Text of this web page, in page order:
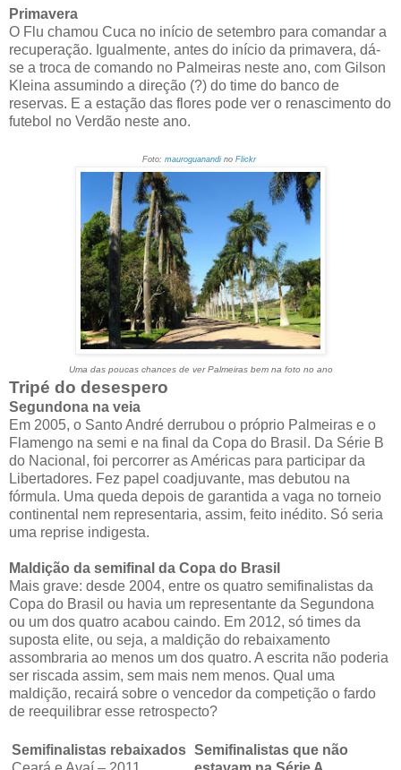
Primavera
O Flu chamou Cuca no início de setembro para comandar a
recuperação. Igualmente, antes do início da primavera, dá-
se a troca de comando no Palmeiras neste ano, com Gilson
Kleina assumindo a direção (?) do time do banco de
reservas. E a estação das flores pode ver o renascimento do
futebol no Verdão neste ano.
Foto: mauroguanandi no Flickr
Uma das poucas chances de ver Palmeiras bem na foto no ano
Tripé do desespero
Segundona na veia
Em 2005, o Santo André derrubou o próprio Palmeiras e o
Flamengo na semi e na final da Copa do Brasil. Da Série B
do Nacional, foi percorrer as Américas para participar da
Libertadores. Fez papel coadjuvante, mas debutou na
fórmula. Uma queda depois de garantida a vaga no torneio
continental nem representaria, assim, feito inédito. Só seria
uma reprise indigesta.
Maldição da semifinal da Copa do Brasil
Mais grave: desde 2004, entre os quatro semifinalistas da
Copa do Brasil ou havia um representante da Segundona
ou um dos quatro acabou caindo. Em 2012, só times da
suposta elite, ou seja, a maldição do rebaixamento
assombraria ao menos um dos quatro. A escrita não poderia
ser riscada assim, sem mais nem menos. Qual uma
maldição, recairá sobre o vencedor da competição o fardo
de reequilibrar esse retrospecto?
Semifinalistas rebaixados Semifinalistas que não